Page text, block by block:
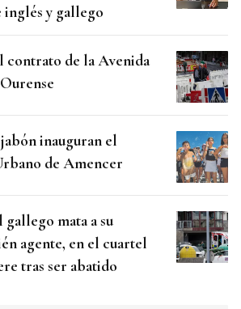
inglés y gallego
contrato de la Avenida
inauguran el
de Amencer
mata a su
agente, en el cuartel
tras ser abatido